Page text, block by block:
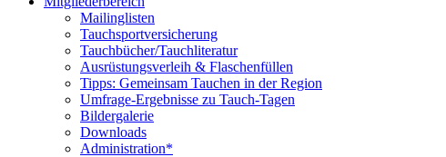
Mailinglisten
Tauchsportversicherung
Tauchbücher/Tauchliteratur
Ausrüstungsverleih & Flaschenfüllen
Tipps: Gemeinsam Tauchen in der Region
Umfrage-Ergebnisse zu Tauch-Tagen
Bildergalerie
Downloads
Administration*